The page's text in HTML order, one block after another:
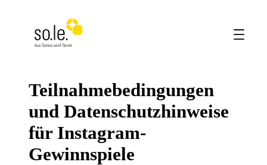
Teilnahmebedingungen
und Datenschutzhinweise
für Instagram-
Gewinnspiele